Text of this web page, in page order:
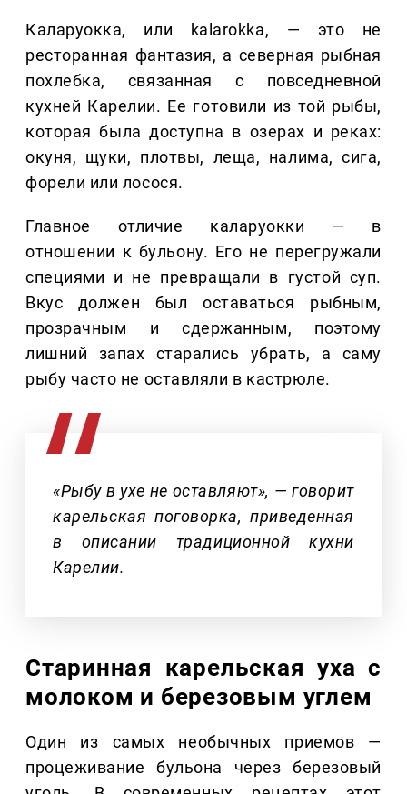
Каларуокка, или kalarokka, — это не
ресторанная фантазия, а северная рыбная
похлебка, связанная с повседневной
кухней Карелии. Ее готовили из той рыбы,
которая была доступна в озерах и реках:
окуня, щуки, плотвы, леща, налима, сига,
форели или лосося.
Главное отличие каларуокки — в
отношении к бульону. Его не перегружали
специями и не превращали в густой суп.
Вкус должен был оставаться рыбным,
прозрачным и сдержанным, поэтому
лишний запах старались убрать, а саму
рыбу часто не оставляли в кастрюле.
«Рыбу в ухе не оставляют», — говорит
карельская поговорка, приведенная
в описании традиционной кухни
Карелии.
Старинная карельская уха с
молоком и березовым углем
Один из самых необычных приемов —
процеживание бульона через березовый